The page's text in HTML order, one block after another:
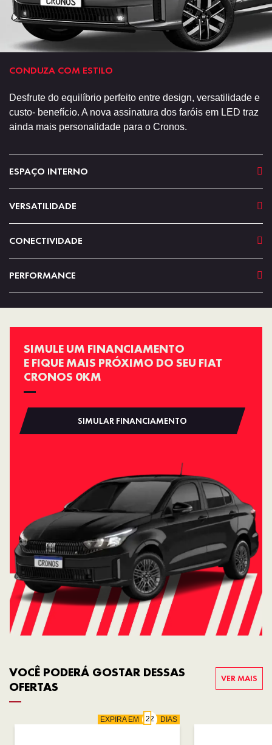
CONDUZA COM ESTILO
Desfrute do equilíbrio perfeito entre design, versatilidade e
custo- benefício. A nova assinatura dos faróis em LED traz
ainda mais personalidade para o Cronos.
ESPAÇO INTERNO
VERSATILIDADE
CONECTIVIDADE
PERFORMANCE
SIMULE UM FINANCIAMENTO
E FIQUE MAIS PRÓXIMO DO SEU FIAT
CRONOS 0KM
SIMULAR FINANCIAMENTO
VOCÊ PODERÁ GOSTAR DESSAS
OFERTAS
VER MAIS
EXPIRA EM DIAS